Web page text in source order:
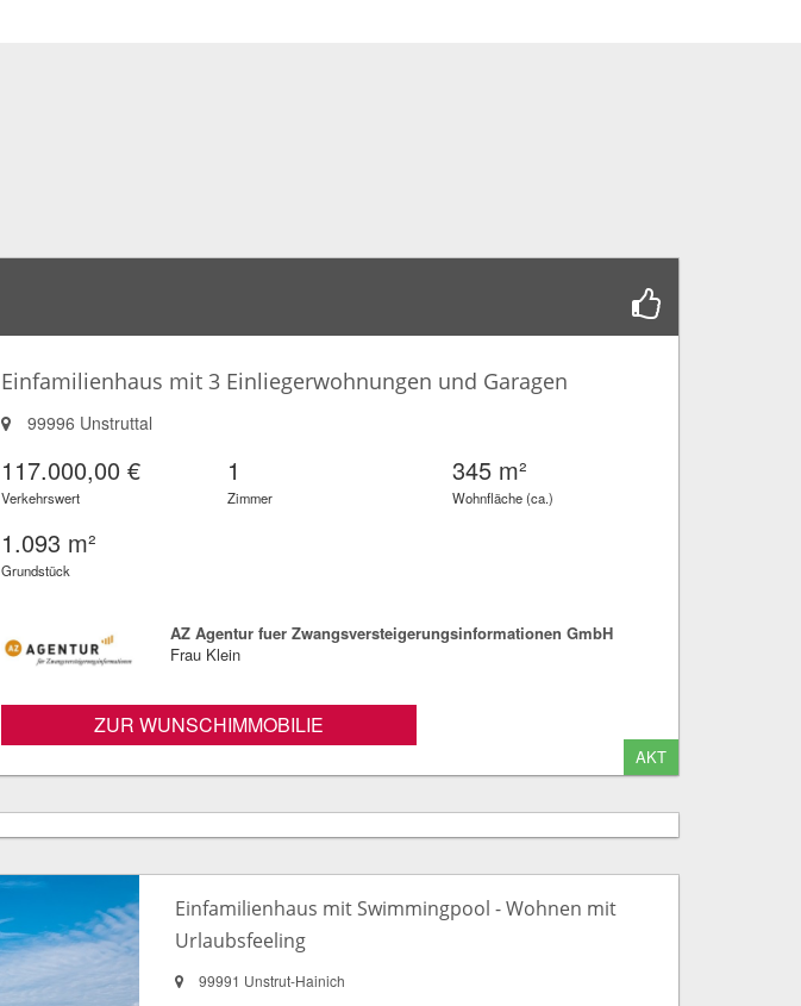
Einfamilienhaus mit 3 Einliegerwohnungen und Garagen
99996 Unstruttal
117.000,00 €
Verkehrswert
1
Zimmer
345 m²
Wohnfläche (ca.)
1.093 m²
Grundstück
AZ Agentur fuer Zwangsversteigerungsinformationen GmbH
Frau Klein
ZUR WUNSCHIMMOBILIE
AKT
Einfamilienhaus mit Swimmingpool - Wohnen mit
Urlaubsfeeling
99991 Unstrut-Hainich